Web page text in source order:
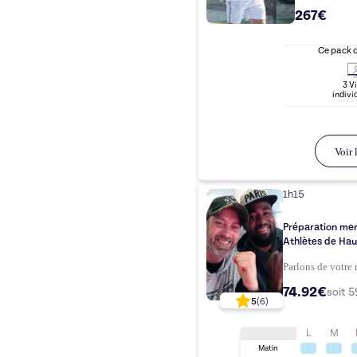
267€
Ce pack
3
Voir
5(6)
1h15
Préparation
Athlètes de
Parlons de votre
74.92€soit
L M
Matin